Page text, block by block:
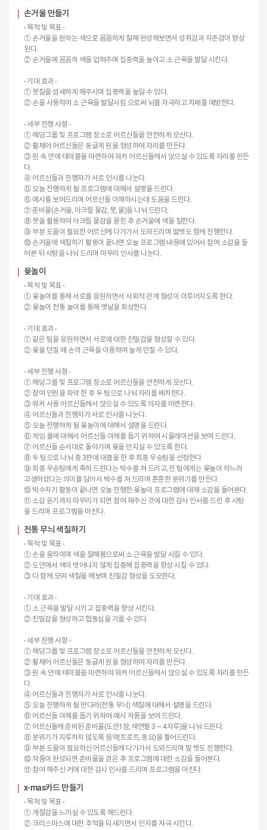
손거울 만들기
- 목적 및 목표 -
① 손거울을 원하는 색으로 꼼꼼하게 칠해 완성해보면서 성취감과 자존감이 향상
된다.
② 손거울에 꼼꼼히 색을 입혀주며 집중력을 높이고 소 근육을 발달 시킨다.
- 기대 효과 -
① 붓칠을 섬세하게 해주시며 집중력을 높일 수 있다.
② 손을 사용하여 소 근육을 발달시킴 으로써 뇌를 자극하고 치매를 예방한다.
- 세부 진행 사항 -
① 해당그룹 및 프로그램 장소로 어르신들을 안전하게 모신다.
② 휠체어 어르신들은 둥글게 원을 형성하여 자리를 만든다.
③ 원 속 안에 테이블을 마련하여 워커 어르신들께서 앉으실 수 있도록 자리를 만든
다.
④ 어르신들과 진행자가 서로 인사를 나눈다.
⑤ 오늘 진행하게 될 프로그램에 대해서 설명을 드린다.
⑥ 예시를 보여드리며 어르신들 이해하시는데 도움을 드린다.
⑦ 준비물(손거울, 아크릴 물감, 붓, 물)을 나눠 드린다.
⑧ 붓을 활용하여 아크릴 물감을 묻힌 후 손거울에 색을 칠한다.
⑨ 부분 도움이 필요한 어르신께 다가가서 도와드리며 말벗도 함께 진행한다.
⑩ 손거울에 색칠하기 활동이 끝나면 오늘 프로그램 내용에 있어서 참여 소감을 들
어본 뒤 사탕을 나눠 드리며 마무리 인사를 나눈다.
윷놀이
- 목적 및 목표 -
① 윷놀이를 통해 서로를 응원하면서 사회적 관계 형성이 이루어지도록 한다.
② 윷놀이 전통 놀이를 통해 옛날을 회상한다.
- 기대 효과 -
① 같은 팀을 응원하면서 서로에 대한 친밀감을 형성할 수 있다.
② 윷을 던질 때 손의 근육을 이용하여 높게 던질 수 있다.
- 세부 진행 사항 -
① 해당그룹 및 프로그램 장소로 어르신들을 안전하게 모신다.
② 참여 인원을 파악 한 후 두 팀으로 나눠 자리를 배치한다.
③ 워커 사용 어르신들께서 앉으실 수 있도록 의자를 마련한다.
④ 어르신들과 진행자가 서로 인사를 나눈다.
⑤ 오늘 진행하게 될 윷놀이에 대해서 설명을 드린다.
⑥ 게임 룰에 대해서 어르신들 이해를 돕기 위하여 시뮬레이션을 보여 드린다.
⑦ 어르신들 순서대로 돌아가며 윷을 던지실 수 있도록 한다.
⑧ 두 팀으로 나눠 총 3판에 대결을 한 후 최종 우승팀을 선정한다.
⑨ 최종 우승팀에게 축하 드린다는 박수를 쳐 드리고, 진 팀에게는 윷놀이 하느라
고생하셨다는 의미를 담아서 박수를 쳐 드리며 훈훈한 분위기를 만든다.
⑩ 박수치기 활동이 끝나면 오늘 진행한 윷놀이 프로그램에 대해 소감을 들어본다.
⑪ 소감 듣기까지 마무리가 되면 참여 해주신 것에 대한 감사 인사를 드린 후 사탕
을 드리며 프로그램을 마친다.
전통 무늬 색칠하기
- 목적 및 목표 -
① 손을 움직이며 색을 칠해봄으로써 소 근육을 발달 시킬 수 있다.
② 도안에서 색이 벗어나지 않게 집중해 집중력을 향상 시킬 수 있다.
③ 다 함께 모여 색칠을 해보며 친밀감 형성을 도모한다.
- 기대 효과 -
① 소 근육을 발달 시키고 집중력을 향상 시킨다.
② 친밀감을 형성하고 협동심을 기를 수 있다.
- 세부 진행 사항 -
① 해당그룹 및 프로그램 장소로 어르신들을 안전하게 모신다.
② 휠체어 어르신들은 둥글게 원을 형성하여 자리를 만든다.
③ 원 속 안에 테이블을 마련하여 워커 어르신들께서 앉으실 수 있도록 자리를 만든
다.
④ 어르신들과 진행자가 서로 인사를 나눈다.
⑤ 오늘 진행하게 될 만다라(전통 무늬) 색칠에 대해서 설명을 드린다.
⑥ 어르신들 이해를 돕기 위하여 예시 작품을 보여 드린다.
⑦ 어르신들께 준비된 준비물(도안1장, 색연필 3 ~ 4자루)을 나눠 드린다.
⑧ 분위기가 지루하지 않도록 음악(트로트, 동요)을 틀어드린다.
⑨ 부분 도움이 필요하신 어르신들께 다가가서 도와드리며 말 벗도 진행한다.
⑩ 작품이 완성되면 준비물을 걷은 후 프로그램에 대한 소감을 들어본다.
⑪ 참여 해주신 거에 대한 감사 인사를 드리며 프로그램을 마친다.
x-mas카드 만들기
- 목적 및 목표 -
① 계절감을 느끼실 수 있도록 해드린다.
② 크리스마스에 대한 추억을 되새기면서 인지를 자극 시킨다.